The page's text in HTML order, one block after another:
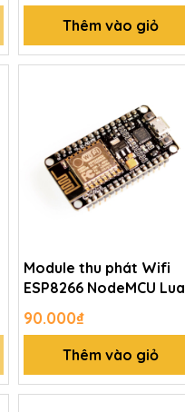
Thêm vào giỏ
Module thu phát Wifi
ESP8266 NodeMCU Lua
CP2102
90.000₫
Thêm vào giỏ